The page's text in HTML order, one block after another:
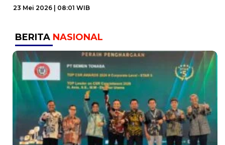
23 Mei 2026 | 08:01 WIB
BERITA NASIONAL